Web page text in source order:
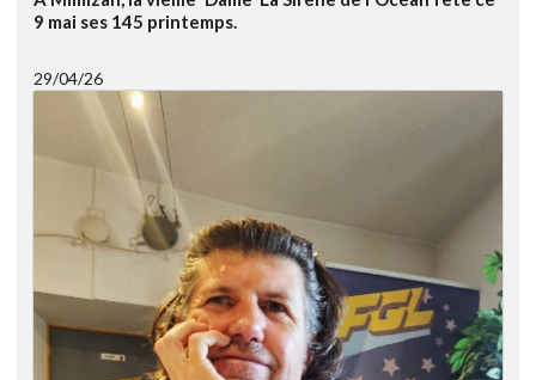
9 mai ses 145 printemps.
29/04/26